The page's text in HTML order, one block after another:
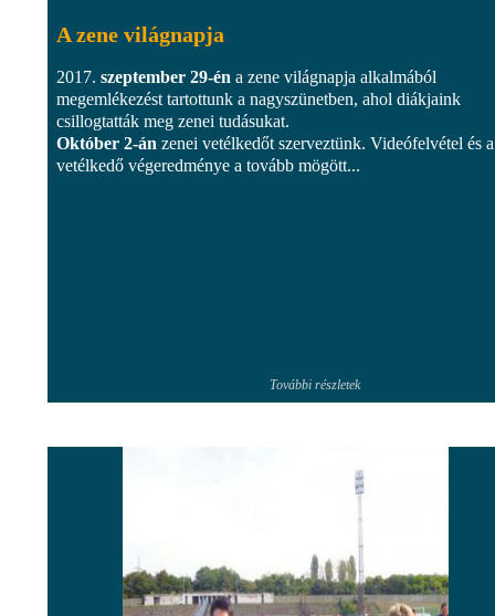
A zene világnapja
2017. szeptember 29-én a zene világnapja alkalmából
megemlékezést tartottunk a nagyszünetben, ahol diákjaink
csillogtatták meg zenei tudásukat.
Október 2-án zenei vetélkedőt szerveztünk. Videófelvétel és a
vetélkedő végeredménye a tovább mögött...
További részletek